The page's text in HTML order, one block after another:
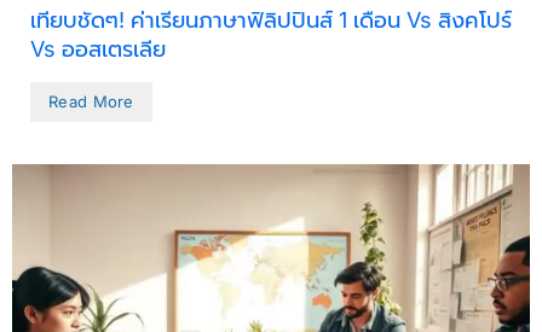
เทียบชัดๆ! ค่าเรียนภาษาฟิลิปปินส์ 1 เดือน Vs สิงคโปร์
Vs ออสเตรเลีย
Read More